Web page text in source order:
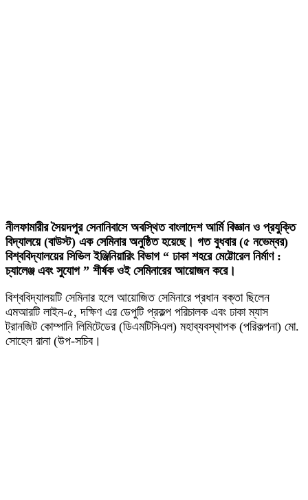
নীলফামারীর সৈয়দপুর সেনানিবাসে অবস্থিত বাংলাদেশ আর্মি বিজ্ঞান ও প্রযুক্তি
বিদ্যালয়ে (বাউস্ট) এক সেমিনার অনুষ্ঠিত হয়েছে। গত বুধবার (৫ নভেম্বর)
বিশ্ববিদ্যালয়ের সিভিল ইঞ্জিনিয়ারিং বিভাগ “ ঢাকা শহরে মেট্টোরেল নির্মাণ :
চ্যালেঞ্জ এবং সুযোগ ” শীর্ষক ওই সেমিনারের আয়োজন করে।
বিশ্ববিদ্যালয়টি সেমিনার হলে আয়োজিত সেমিনারে প্রধান বক্তা ছিলেন
এমআরটি লাইন-৫, দক্ষিণ এর ডেপুটি প্রকল্প পরিচালক এবং ঢাকা ম্যাস
ট্রানজিট কোম্পানি লিমিটেডের (ডিএমটিসিএল) মহাব্যবস্থাপক (পরিকল্পনা) মো.
সোহেল রানা (উপ-সচিব।